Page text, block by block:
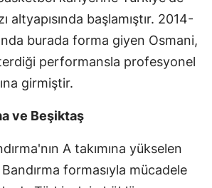
altyapısında başlamıştır. 2014-
burada forma giyen Osmani,
performansla profesyonel
girmiştir.
ve Beşiktaş
A takımına yükselen
formasıyla mücadele